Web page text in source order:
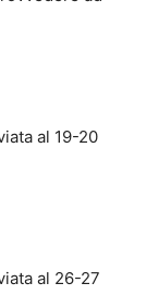
al 19-20
al 26-27